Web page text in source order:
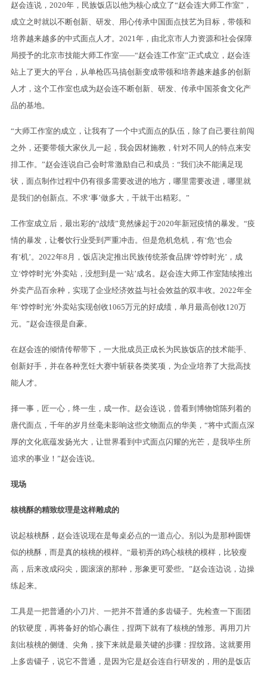
赵会连说，2020年，民族饭店以他为核心成立了“赵会连大师工作室”，
成立之时就以不断创新、研发、用心传承中国面点技艺为目标，带领和
培养越来越多的中式面点人才。2021年，由北京市人力资源和社会保障
局授予的北京市技能大师工作室——“赵会连工作室”正式成立，赵会连
站上了更大的平台，从单枪匹马搞创新变成带领和培养越来越多的创新
人才，这个工作室也成为赵会连不断创新、研发、传承中国茶食文化产
品的基地。
“大师工作室的成立，让我有了一个中式面点的队伍，除了自己要往前闯
之外，还要带领大家伙儿一起，我会因材施教，针对不同人的特点来安
排工作。”赵会连说自己会时常激励自己和成员：“我们决不能满足现
状，面点制作过程中仍有很多需要改进的地方，哪里需要改进，哪里就
是我们的创新点。不求‘事’做多大，干就干出精彩。”
工作室成立后，最出彩的“战绩”竟然缘起于2020年新冠疫情的暴发。“疫
情的暴发，让餐饮行业受到严重冲击。但是危机危机，有‘危’也会
有‘机’。2022年8月，饭店决定推出民族传统茶食品牌‘饽饽时光’，成
立‘饽饽时光’外卖站，没想到是一‘站’成名。赵会连大师工作室陆续推出
外卖产品百余种，实现了企业经济效益与社会效益的双丰收。2022年全
年‘饽饽时光’外卖站实现创收1065万元的好成绩，单月最高创收120万
元。”赵会连很是自豪。
在赵会连的倾情传帮带下，一大批成员正成长为民族饭店的技术能手、
创新好手，并在各种烹饪大赛中斩获各类奖项，为企业培养了大批高技
能人才。
择一事，匠一心，终一生，成一作。赵会连说，曾看到博物馆陈列着的
唐代面点，千年的岁月丝毫未影响这些文物面点的华美，“将中式面点深
厚的文化底蕴发扬光大，让世界看到中式面点闪耀的光芒，是我毕生所
追求的事业！”赵会连说。
现场
核桃酥的精致纹理是这样雕成的
说起核桃酥，赵会连说现在是每桌必点的一道点心。别以为是那种圆饼
似的桃酥，而是真的核桃的模样。“最初弄的鸡心核桃的模样，比较瘦
高，后来改成闷尖，圆滚滚的那种，形象更可爱些。”赵会连边说，边操
练起来。
工具是一把普通的小刀片、一把并不普通的多齿镊子。先检查一下面团
的软硬度，再将备好的馅心裹住，捏两下就有了核桃的雏形。再用刀片
刻出核桃的侧缝、尖角，接下来就是最关键的步骤：捏纹路。这就要用
上多齿镊子，说它不普通，是因为它是赵会连自行研发的，用的是饭店